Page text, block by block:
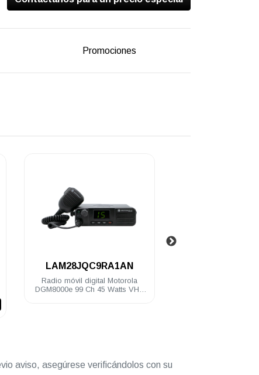
Promociones
LAM28JQC9RA1AN
Radio móvil digital Motorola
DGM8000e 99 Ch 45 Watts VHF
aviso, asegúrese verificándolos con su